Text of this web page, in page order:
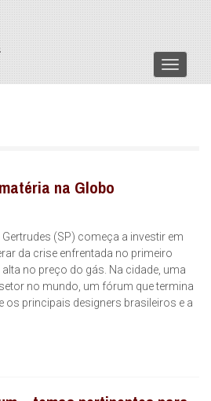
Menu
na Globo
(SP) começa a investir em
da crise enfrentada no primeiro
no preço do gás. Na cidade, uma
no mundo, um fórum que termina
os principais designers brasileiros e a